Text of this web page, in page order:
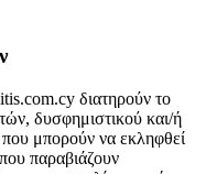
διατηρούν το
δυσφημιστικού και/ή
που μπορούν να εκληφθεί
παραβιάζουν